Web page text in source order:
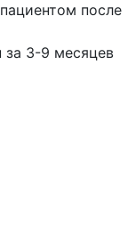
после
за 3-9 месяцев